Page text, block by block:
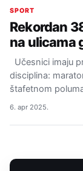
SPORT
Rekordan
na ulicama
Učesnici imaju
disciplina:
štafetnom
6. apr 2025.